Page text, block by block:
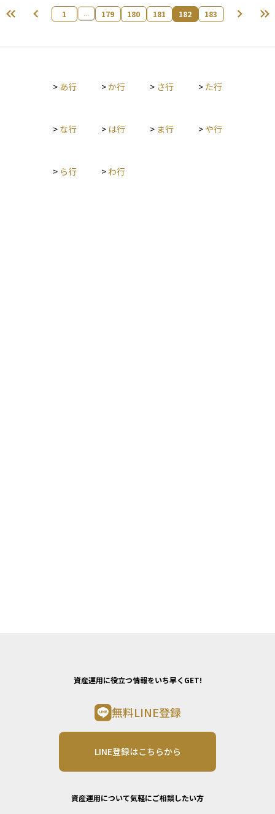
柄の業績にさまざまな影響が生じます。例えば、銀行や保険会社
は、金利が上昇すると貸し出し金利や運用利回りが上がるため、
は、借入コストの増加により業績が悪化しやすくなります。ま
銘柄や公益企業の銘柄が選好されやすくなります。したがって、
投資判断において金利の動向を意識することが重要となります。
1 ... 179 180 181 182 183
> あ行 >か行 > さ行 > た行
> な行 > は行 > ま行 > や行
> ら行 > わ行
資産運用に役立つ情報をいち早くGET!
無料LINE登録
LINE登録はこちらから
資産運用について気軽にご相談したい方